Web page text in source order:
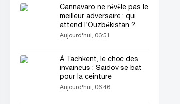
Cannavaro ne révèle pas le
meilleur adversaire : qui
attend l’Ouzbékistan ?
Aujourd'hui, 06:51
À Tachkent, le choc des
invaincus : Saidov se bat
pour la ceinture
Aujourd'hui, 06:46